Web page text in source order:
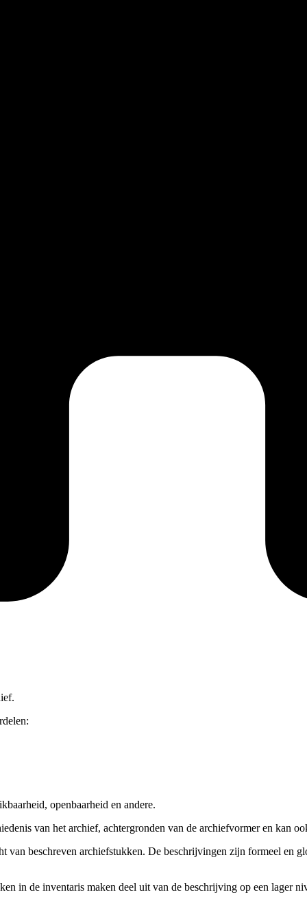
openbaarheid en andere.
van het archief, achtergronden van de archiefvormer en kan
beschreven archiefstukken. De beschrijvingen zijn formeel en
in de inventaris maken deel uit van de beschrijving op een lager